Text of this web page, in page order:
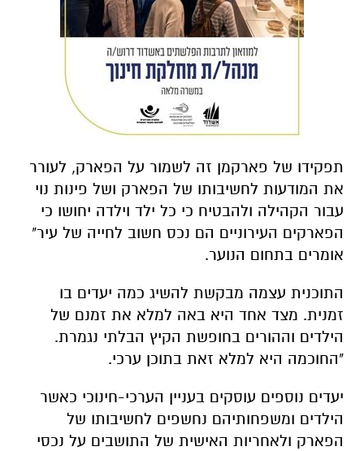
תפקידו של פארקמן זה לשמור על הפארק, לעורר
את המודעות לחשיבותו של הפארק ושל פינות נוי
עבור הקהילה ולהבטיח כי כל ילד וילדה יחושו כי
הפארקים העירוניים הם נכס חשוב לחייה של עיר"
אומרים בתחום הנוער.
התוכנית עצמה מבקשת להשיג כמה יעדים בו
זמנית. מצד אחד היא באה למלא את זמנם של
הילדים וההורים בחופשת הקיץ הבלתי נגמרת.
"החוכמה היא למלא זאת בתוכן ערכי.
יעדים נוספים עוסקים בעניין הערכי-חינוכי כאשר
הילדים ומשפחותיהם נחשפים לחשיבותו של
הפארק ולאחריות האישית של התושבים על נכסי